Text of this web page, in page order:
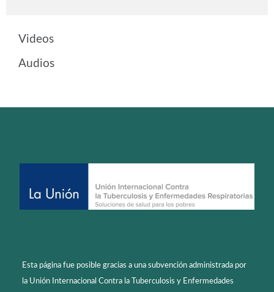
Videos
Audios
Esta página fue posible gracias a una subvención administrada por
la Unión Internacional Contra la Tuberculosis y Enfermedades